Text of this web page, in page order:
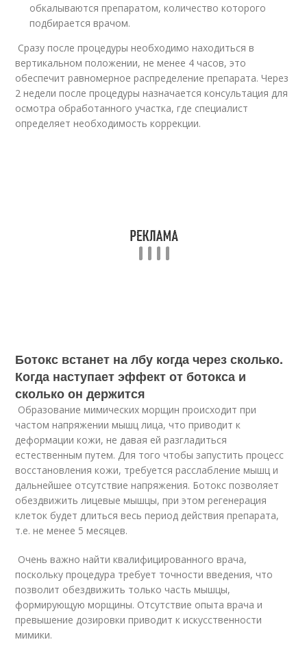
обкалываются препаратом, количество которого
подбирается врачом.
Сразу после процедуры необходимо находиться в
вертикальном положении, не менее 4 часов, это
обеспечит равномерное распределение препарата. Через
2 недели после процедуры назначается консультация для
осмотра обработанного участка, где специалист
определяет необходимость коррекции.
Ботокс встанет на лбу когда через сколько.
Когда наступает эффект от ботокса и
сколько он держится
Образование мимических морщин происходит при
частом напряжении мышц лица, что приводит к
деформации кожи, не давая ей разгладиться
естественным путем. Для того чтобы запустить процесс
восстановления кожи, требуется расслабление мышц и
дальнейшее отсутствие напряжения. Ботокс позволяет
обездвижить лицевые мышцы, при этом регенерация
клеток будет длиться весь период действия препарата,
т.е. не менее 5 месяцев.
Очень важно найти квалифицированного врача,
поскольку процедура требует точности введения, что
позволит обездвижить только часть мышцы,
формирующую морщины. Отсутствие опыта врача и
превышение дозировки приводит к искусственности
мимики.